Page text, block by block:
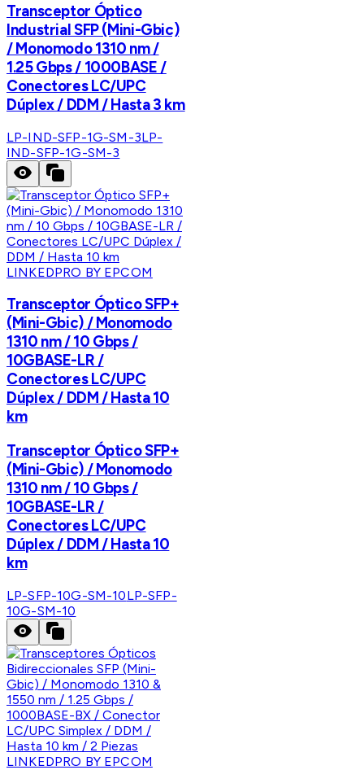
Transceptor Óptico
Industrial SFP (Mini-Gbic)
/ Monomodo 1310 nm /
1.25 Gbps / 1000BASE /
Conectores LC/UPC
Dúplex / DDM / Hasta 3 km
LP-IND-SFP-1G-SM-3LP-
IND-SFP-1G-SM-3
LINKEDPRO BY EPCOM
Transceptor Óptico SFP+
(Mini-Gbic) / Monomodo
1310 nm / 10 Gbps /
10GBASE-LR /
Conectores LC/UPC
Dúplex / DDM / Hasta 10
km
Transceptor Óptico SFP+
(Mini-Gbic) / Monomodo
1310 nm / 10 Gbps /
10GBASE-LR /
Conectores LC/UPC
Dúplex / DDM / Hasta 10
km
LP-SFP-10G-SM-10LP-SFP-
10G-SM-10
LINKEDPRO BY EPCOM